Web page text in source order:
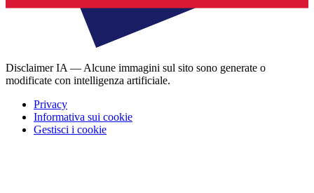
Disclaimer IA — Alcune immagini sul sito sono generate o
modificate con intelligenza artificiale.
Privacy
Informativa sui cookie
Gestisci i cookie